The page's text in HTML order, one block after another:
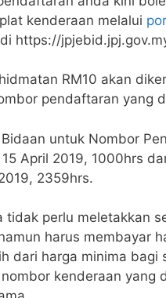
kenderaan melalui
https://
RM10 akan
pendaftaran yang
untuk Nombor
April 2019, 1000hrs
2359hrs.
tidak perlu meletakkan
harus membayar
dari harga minima bagi
kenderaan yang